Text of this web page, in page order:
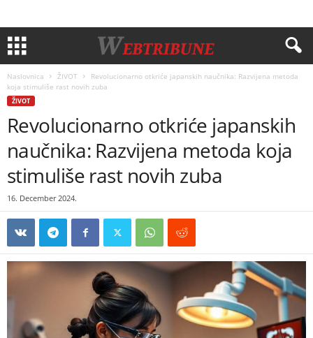
Naslovnica ŽIVOT
Revolucionarno otkriće japanskih naučnika: Razvijena metoda
koja stimuliše rast novih zuba
ŽIVOT
Revolucionarno otkriće japanskih
naučnika: Razvijena metoda koja
stimuliše rast novih zuba
16. December 2024.